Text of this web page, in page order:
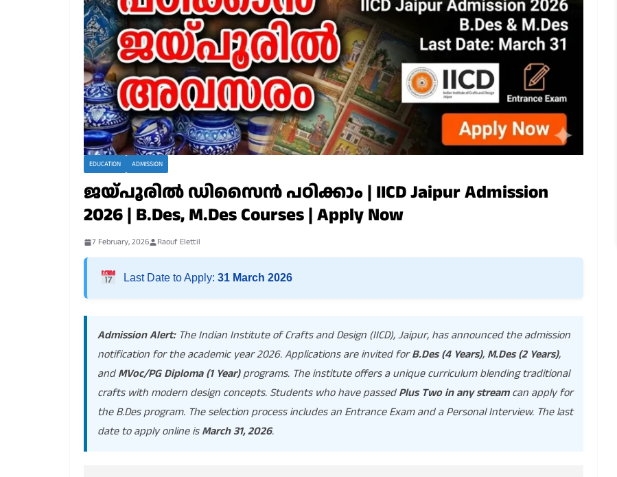
EDUCATION ADMISSION
ജയ്പൂരിൽ ഡിസൈൻ പഠിക്കാം | IICD Jaipur Admission
2026 | B.Des, M.Des Courses | Apply Now
7 February, 2026 Raouf Elettil
Last Date to Apply: 31 March 2026
Admission Alert:The Indian Institute of Crafts and Design (IICD), Jaipur, has announced the admission
notification for the academic year 2026. Applications are invited forB.Des (4 Years), M.Des (2 Years),
andMVoc/PG Diploma (1 Year)programs. The institute offers a unique curriculum blending traditional
crafts with modern design concepts. Students who have passedPlus Two in any streamcan apply for
the B.Des program. The selection process includes an Entrance Exam and a Personal Interview. The last
date to apply online isMarch 31, 2026.